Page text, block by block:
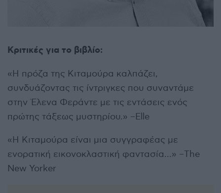
Κριτικές για το βιβλίο:
«Η πρόζα της Κιταμούρα καλπάζει,
συνδυάζοντας τις ίντριγκες που συναντάμε
στην Έλενα Φεράντε με τις εντάσεις ενός
πρώτης τάξεως μυστηρίου.» –Elle
«Η Κιταμούρα είναι μια συγγραφέας με
ενορατική εικονοκλαστική φαντασία…» –The
New Yorker